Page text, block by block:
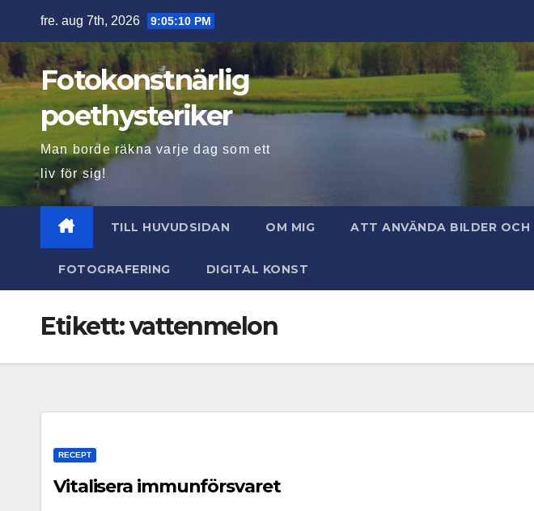
innehåll
fre. aug 7th, 2026 9:05:11 PM
Fotokonstnärlig
poethysteriker
Man borde räkna varje dag som ett
liv för sig!
TILL HUVUDSIDAN OM MIG ATT ANVÄNDA BILDER OCH
FOTOGRAFERING DIGITAL KONST
Etikett:vattenmelon
RECEPT
Vitalisera immunförsvaret